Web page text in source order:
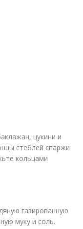
цукини и
стеблей спаржи
кольцами
газированную
муку и соль.